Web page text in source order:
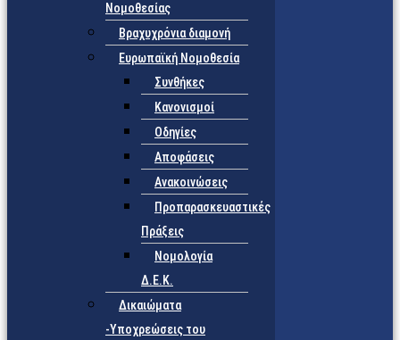
Νομοθεσίας
Βραχυχρόνια διαμονή
Ευρωπαϊκή Νομοθεσία
Συνθήκες
Κανονισμοί
Οδηγίες
Αποφάσεις
Ανακοινώσεις
Προπαρασκευαστικές
Πράξεις
Νομολογία
Δ.Ε.Κ.
Δικαιώματα
-Υποχρεώσεις του